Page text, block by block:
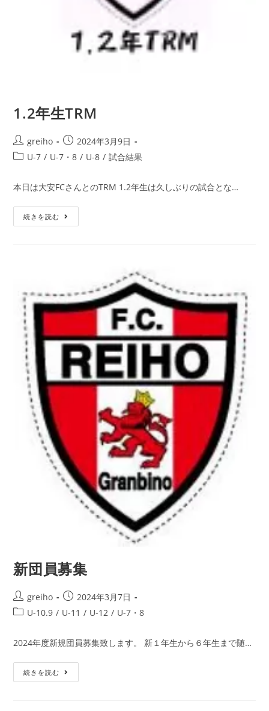
1.2年生TRM
greiho
2024年3月9日
U-7 / U-7・8 / U-8 / 試合結果
本日は大安FCさんとのTRM 1.2年生は久しぶりの試合とな…
続きを読む
新団員募集
greiho
2024年3月7日
U-10.9 / U-11 / U-12 / U-7・8
2024年度新規団員募集致します。 新１年生から６年生まで随…
続きを読む